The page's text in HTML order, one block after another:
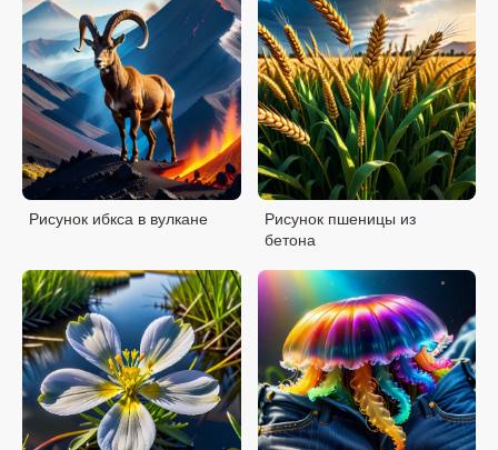
Рисунок ибкса в вулкане
Рисунок пшеницы из
бетона